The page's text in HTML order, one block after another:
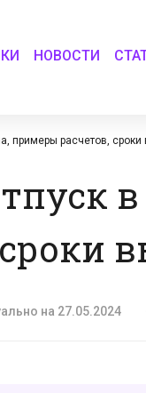
НОВОСТИ
примеры расчетов,
на 27.05.2024